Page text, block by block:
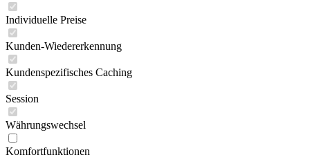
Individuelle Preise
Kunden-Wiedererkennung
Kundenspezifisches Caching
Session
Währungswechsel
Komfortfunktionen